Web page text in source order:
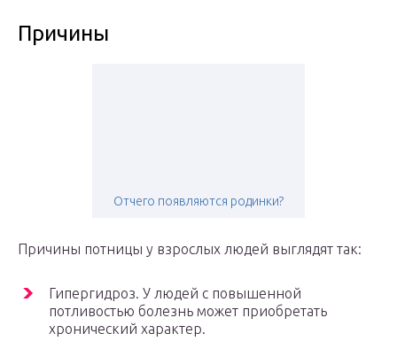
Причины
Отчего появляются родинки?
Причины потницы у взрослых людей выглядят так:
Гипергидроз. У людей с повышенной
потливостью болезнь может приобретать
хронический характер.